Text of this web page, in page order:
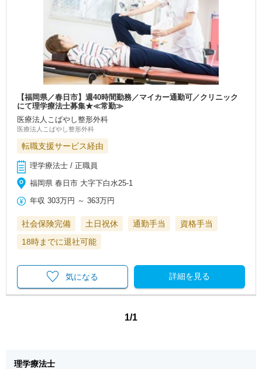
【福岡県／春日市】週40時間勤務／マイカー通勤可／クリニック
にて理学療法士募集★≪常勤≫
医療法人こばやし整形外科
医療法人こばやし整形外科
転職支援サービス経由
理学療法士 / 正職員
福岡県 春日市 大字下白水25-1
年収 303万円 ～363万円
社会保険完備 土日祝休 通勤手当
資格手当
18時までに退社可能
詳細を見る
気になる
1/1
理学療法士